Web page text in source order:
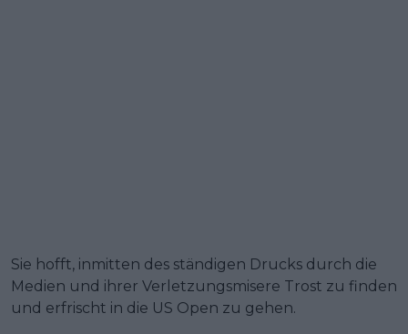
Sie hofft, inmitten des ständigen Drucks durch die
Medien und ihrer Verletzungsmisere Trost zu finden
und erfrischt in die US Open zu gehen.